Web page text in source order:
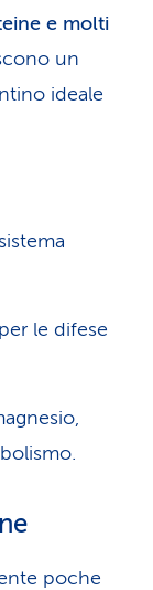
e molti
un
ideale
le difese
poche